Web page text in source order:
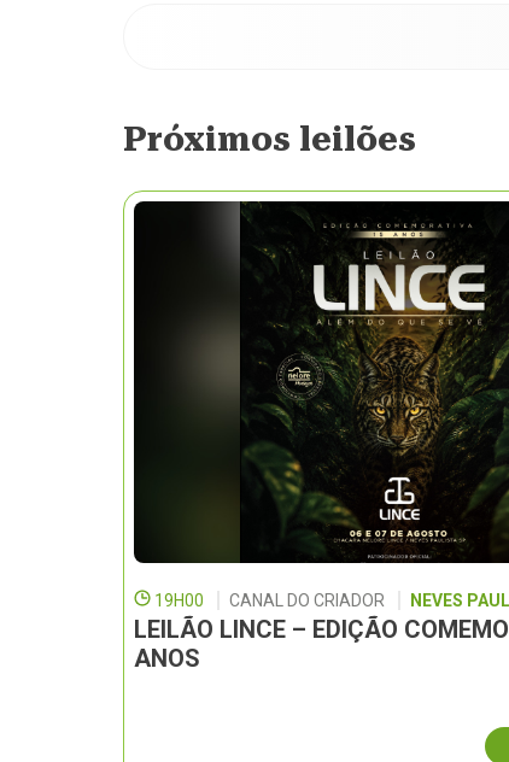
Próximos leilões
19H00 CANAL DO CRIADOR NEVES
LEILÃO LINCE – EDIÇÃO
ANOS